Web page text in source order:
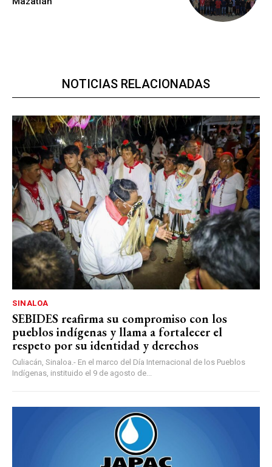
NOTICIAS RELACIONADAS
SINALOA
SEBIDES reafirma su compromiso con los
pueblos indígenas y llama a fortalecer el
respeto por su identidad y derechos
Culiacán, Sinaloa.- En el marco del Día Internacional de los Pueblos
Indígenas, instituido el 9 de agosto de...